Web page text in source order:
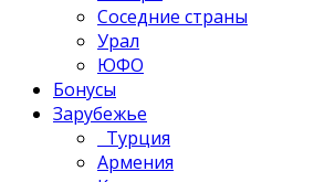
Соседние страны
Урал
ЮФО
Бонусы
Зарубежье
Турция
Армения